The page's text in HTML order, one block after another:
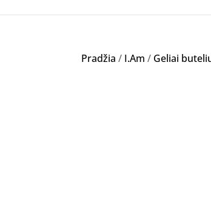
Pradžia / I.Am / Geliai